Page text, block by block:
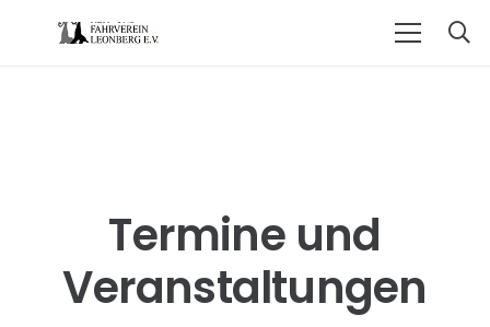
Termine und
Veranstaltungen